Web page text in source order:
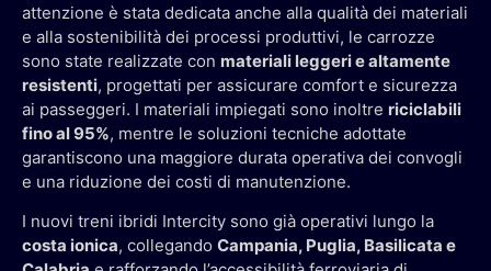
attenzione è stata dedicata anche alla qualità dei materiali
e alla sostenibilità dei processi produttivi, le carrozze
sono state realizzate con materiali leggeri e altamente
resistenti, progettati per assicurare comfort e sicurezza
ai passeggeri. I materiali impiegati sono inoltre riciclabili
fino al 95%, mentre le soluzioni tecniche adottate
garantiscono una maggiore durata operativa dei convogli
e una riduzione dei costi di manutenzione.
I nuovi treni ibridi Intercity sono già operativi lungo la
costa ionica, collegando Campania, Puglia, Basilicata e